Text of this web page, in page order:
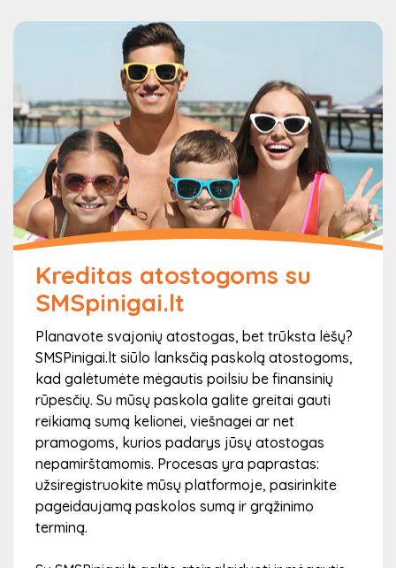
Kreditas atostogoms su
SMSpinigai.lt
Planavote svajonių atostogas, bet trūksta lėšų?
SMSPinigai.lt siūlo lanksčią paskolą atostogoms,
kad galėtumėte mėgautis poilsiu be finansinių
rūpesčių. Su mūsų paskola galite greitai gauti
reikiamą sumą kelionei, viešnagei ar net
pramogoms, kurios padarys jūsų atostogas
nepamirštamomis. Procesas yra paprastas:
užsiregistruokite mūsų platformoje, pasirinkite
pageidaujamą paskolos sumą ir grąžinimo
terminą.